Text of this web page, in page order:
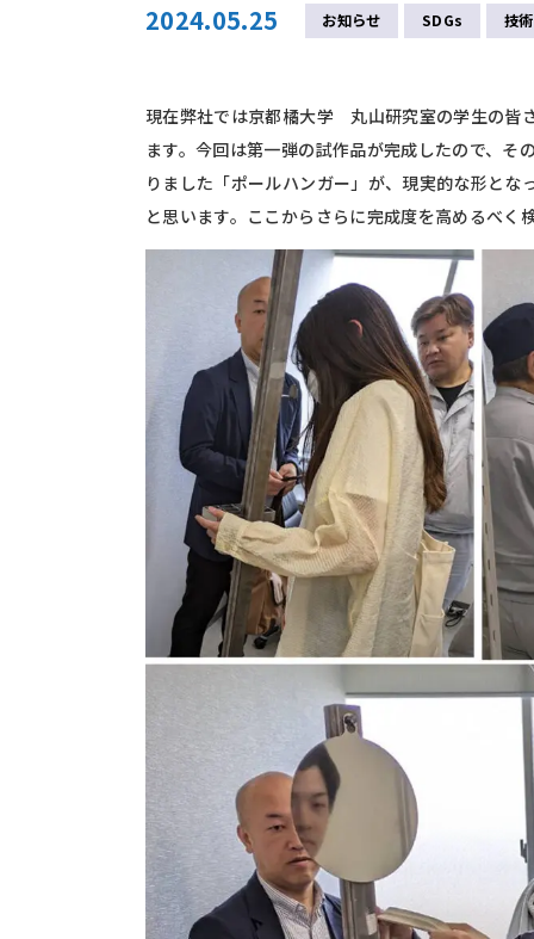
2024.05.25 お知らせ SDGs 技術
現在弊社では京都橘大学 丸山研究室の学生の皆
ます。今回は第一弾の試作品が完成したので、
りました「ポールハンガー」が、現実的な形と
と思います。ここからさらに完成度を高めるべく